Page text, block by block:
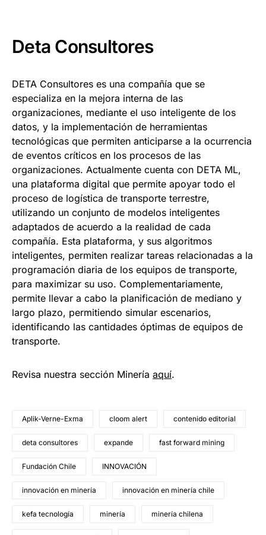
Deta Consultores
DETA Consultores es una compañía que se
especializa en la mejora interna de las
organizaciones, mediante el uso inteligente de los
datos, y la implementación de herramientas
tecnológicas que permiten anticiparse a la ocurrencia
de eventos críticos en los procesos de las
organizaciones. Actualmente cuenta con DETA ML,
una plataforma digital que permite apoyar todo el
proceso de logística de transporte terrestre,
utilizando un conjunto de modelos inteligentes
adaptados de acuerdo a la realidad de cada
compañía. Esta plataforma, y sus algoritmos
inteligentes, permiten realizar tareas relacionadas a la
programación diaria de los equipos de transporte,
para maximizar su uso. Complementariamente,
permite llevar a cabo la planificación de mediano y
largo plazo, permitiendo simular escenarios,
identificando las cantidades óptimas de equipos de
transporte.
Revisa nuestra sección Minería aquí.
Aplik-Verne-Exma cloom alert contenido editorial
deta consultores expande fast forward mining
Fundación Chile INNOVACIÓN
innovación en minería innovación en minería chile
kefa tecnología minería minería chilena